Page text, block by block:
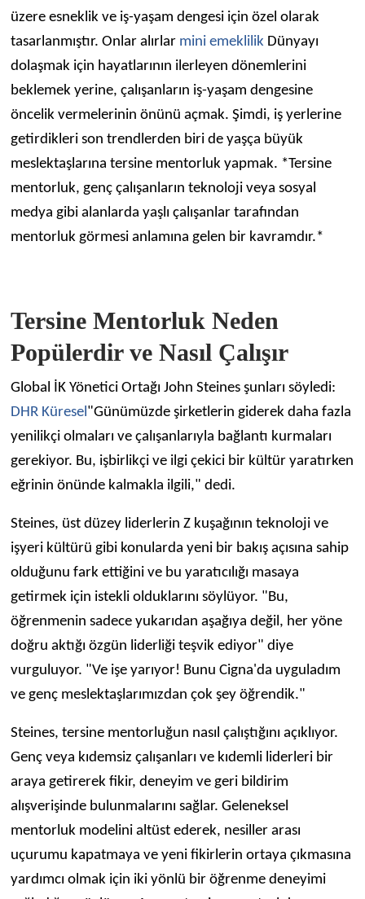
üzere esneklik ve iş-yaşam dengesi için özel olarak
tasarlanmıştır. Onlar alırlar mini emeklilikDünyayı
dolaşmak için hayatlarının ilerleyen dönemlerini
beklemek yerine, çalışanların iş-yaşam dengesine
öncelik vermelerinin önünü açmak. Şimdi, iş yerlerine
getirdikleri son trendlerden biri de yaşça büyük
meslektaşlarına tersine mentorluk yapmak. *Tersine
mentorluk, genç çalışanların teknoloji veya sosyal
medya gibi alanlarda yaşlı çalışanlar tarafından
mentorluk görmesi anlamına gelen bir kavramdır.*
Tersine Mentorluk Neden
Popülerdir ve Nasıl Çalışır
Global İK Yönetici Ortağı John Steines şunları söyledi:
DHR Küresel"Günümüzde şirketlerin giderek daha fazla
yenilikçi olmaları ve çalışanlarıyla bağlantı kurmaları
gerekiyor. Bu, işbirlikçi ve ilgi çekici bir kültür yaratırken
eğrinin önünde kalmakla ilgili," dedi.
Steines, üst düzey liderlerin Z kuşağının teknoloji ve
işyeri kültürü gibi konularda yeni bir bakış açısına sahip
olduğunu fark ettiğini ve bu yaratıcılığı masaya
getirmek için istekli olduklarını söylüyor. "Bu,
öğrenmenin sadece yukarıdan aşağıya değil, her yöne
doğru aktığı özgün liderliği teşvik ediyor" diye
vurguluyor. "Ve işe yarıyor! Bunu Cigna'da uyguladım
ve genç meslektaşlarımızdan çok şey öğrendik."
Steines, tersine mentorluğun nasıl çalıştığını açıklıyor.
Genç veya kıdemsiz çalışanları ve kıdemli liderleri bir
araya getirerek fikir, deneyim ve geri bildirim
alışverişinde bulunmalarını sağlar. Geleneksel
mentorluk modelini altüst ederek, nesiller arası
uçurumu kapatmaya ve yeni fikirlerin ortaya çıkmasına
yardımcı olmak için iki yönlü bir öğrenme deneyimi